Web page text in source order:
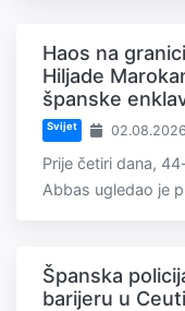
Haos na
Hiljade
španske
Svijet
Prije četiri dana,
Abbas ugledao je
Španska
barijeru u Ceuti